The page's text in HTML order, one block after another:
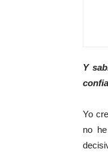
Y
Yo
no